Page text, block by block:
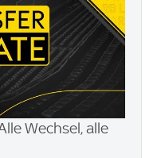
Wechsel, alle